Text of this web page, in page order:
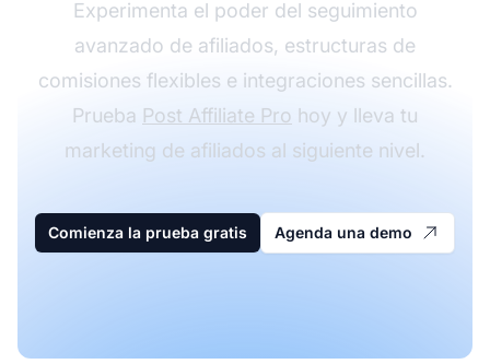
Experimenta el poder del seguimiento
avanzado de afiliados, estructuras de
comisiones flexibles e integraciones sencillas.
Prueba Post Affiliate Pro hoy y lleva tu
marketing de afiliados al siguiente nivel.
Comienza la prueba gratis Agenda una demo